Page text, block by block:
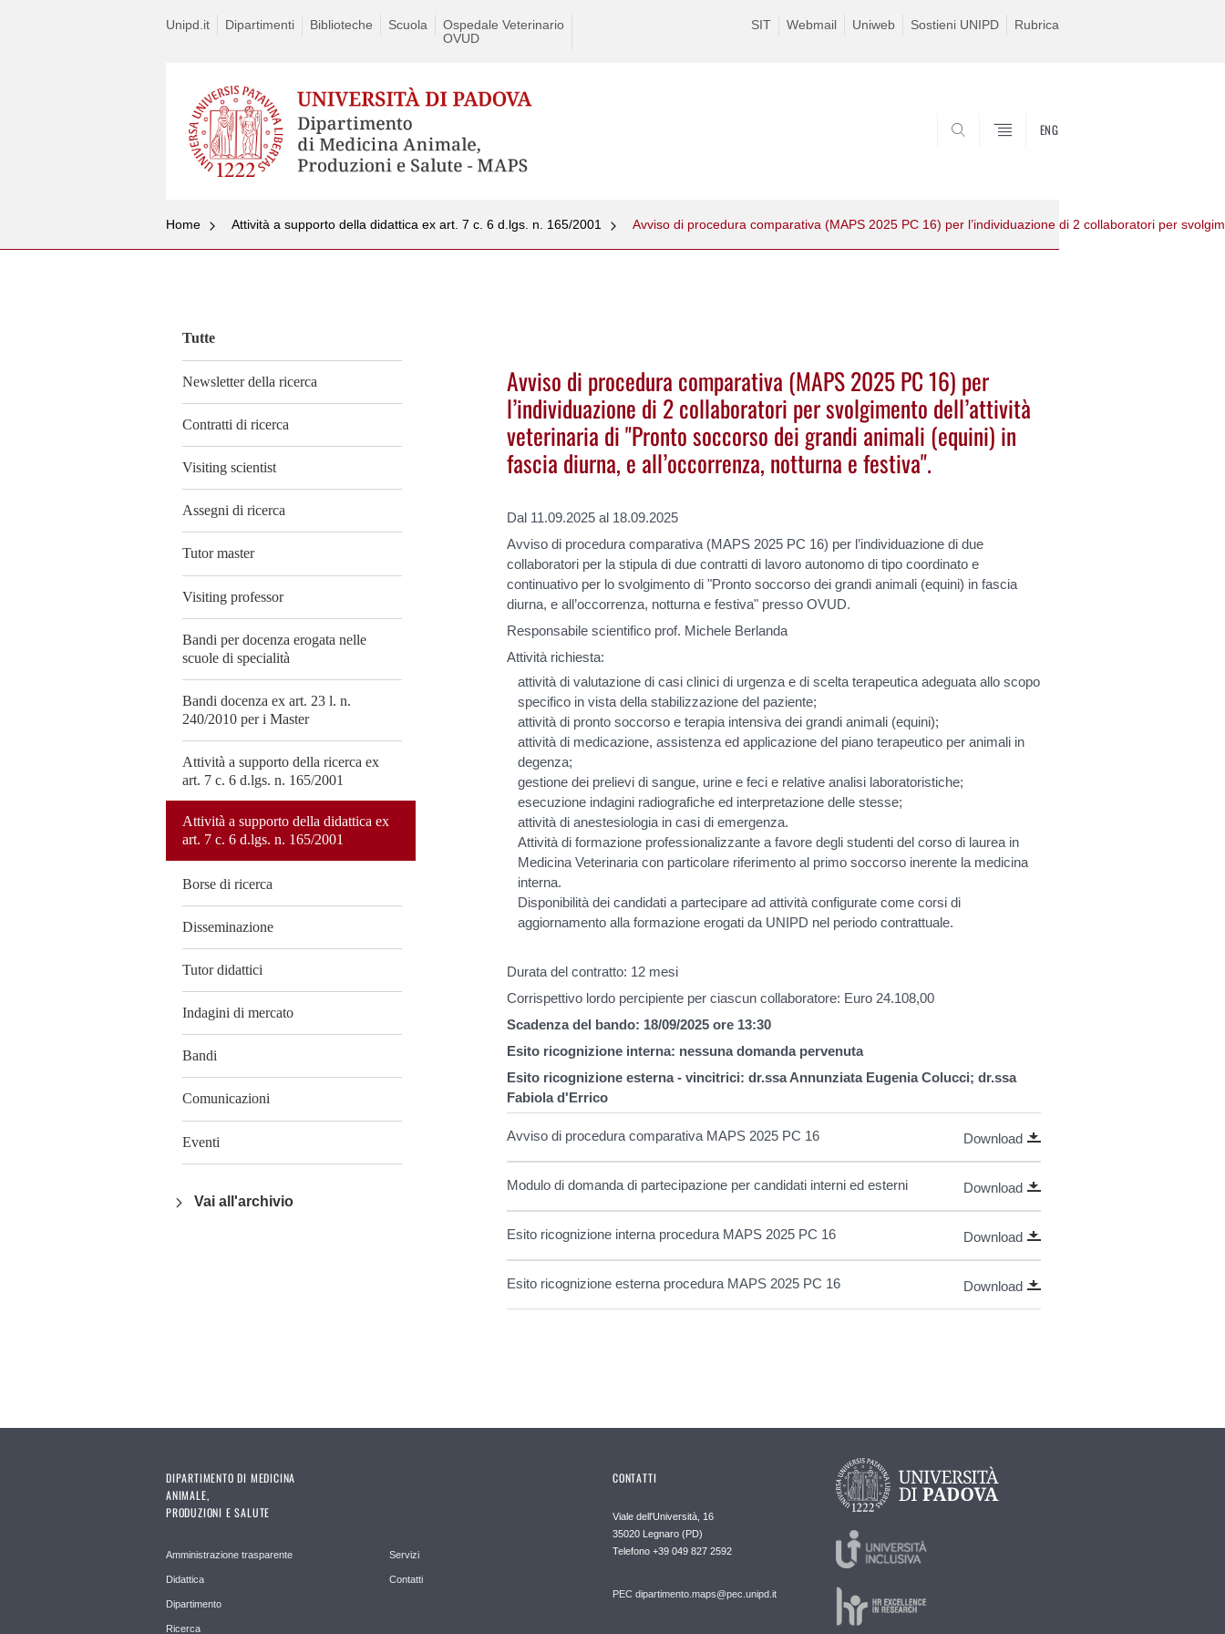
Unipd.it Dipartimenti Biblioteche Scuola
Ospedale Veterinario
OVUD
SIT Webmail Uniweb Sostieni UNIPD Rubrica
ENG
Home Attività a supporto della didattica ex art. 7 c. 6 d.lgs. n. 165/2001
Tutte
Newsletter della ricerca
Contratti di ricerca
Visiting scientist
Assegni di ricerca
Tutor master
Visiting professor
Bandi per docenza erogata nelle
scuole di specialità
Bandi docenza ex art. 23 l. n.
240/2010 per i Master
Attività a supporto della ricerca ex
art. 7 c. 6 d.lgs. n. 165/2001
Attività a supporto della didattica ex
art. 7 c. 6 d.lgs. n. 165/2001
Borse di ricerca
Disseminazione
Tutor didattici
Indagini di mercato
Bandi
Comunicazioni
Eventi
Vai all'archivio
Avviso di procedura comparativa (MAPS 2025 PC 16) per
l’individuazione di 2 collaboratori per svolgimento dell’attività
veterinaria di "Pronto soccorso dei grandi animali (equini) in
fascia diurna, e all’occorrenza, notturna e festiva".
Dal 11.09.2025 al 18.09.2025
Avviso di procedura comparativa (MAPS 2025 PC 16) per l’individuazione di due
collaboratori per la stipula di due contratti di lavoro autonomo di tipo coordinato e
continuativo per lo svolgimento di "Pronto soccorso dei grandi animali (equini) in fascia
diurna, e all’occorrenza, notturna e festiva" presso OVUD.
Responsabile scientifico prof. Michele Berlanda
Attività richiesta:
attività di valutazione di casi clinici di urgenza e di scelta terapeutica adeguata allo scopo
specifico in vista della stabilizzazione del paziente;
attività di pronto soccorso e terapia intensiva dei grandi animali (equini);
attività di medicazione, assistenza ed applicazione del piano terapeutico per animali in
degenza;
gestione dei prelievi di sangue, urine e feci e relative analisi laboratoristiche;
esecuzione indagini radiografiche ed interpretazione delle stesse;
attività di anestesiologia in casi di emergenza.
Attività di formazione professionalizzante a favore degli studenti del corso di laurea in
Medicina Veterinaria con particolare riferimento al primo soccorso inerente la medicina
interna.
Disponibilità dei candidati a partecipare ad attività configurate come corsi di
aggiornamento alla formazione erogati da UNIPD nel periodo contrattuale.
Durata del contratto: 12 mesi
Corrispettivo lordo percipiente per ciascun collaboratore: Euro 24.108,00
Scadenza del bando: 18/09/2025 ore 13:30
Esito ricognizione interna: nessuna domanda pervenuta
Esito ricognizione esterna - vincitrici: dr.ssa Annunziata Eugenia Colucci; dr.ssa
Fabiola d'Errico
Avviso di procedura comparativa MAPS 2025 PC 16 Download
Modulo di domanda di partecipazione per candidati interni ed esterni Download
Esito ricognizione interna procedura MAPS 2025 PC 16 Download
Esito ricognizione esterna procedura MAPS 2025 PC 16 Download
DIPARTIMENTO DI MEDICINA
ANIMALE,
PRODUZIONI E SALUTE
Amministrazione trasparente
Didattica
Dipartimento
Ricerca
Servizi
Contatti
CONTATTI
Viale dell'Università, 16
35020 Legnaro (PD)
Telefono +39 049 827 2592
PEC dipartimento.maps@pec.unipd.it